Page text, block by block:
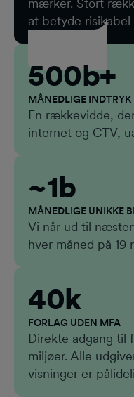
mærker. Stort
at betyde
500b+
MÅNEDLIGE INDTRYK
En rækkevidde,
internet og CTV,
~1b
MÅNEDLIGE UNIKKE
Vi når ud til
hver måned på 19
40k
FORLAG UDEN MFA
Direkte adgang til
miljøer. Alle
visninger er